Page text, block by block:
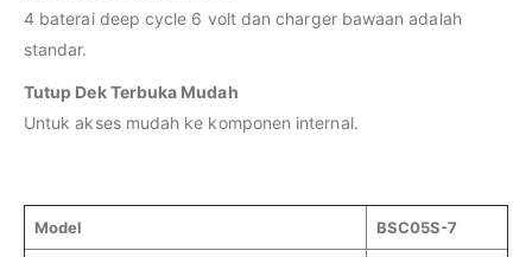
4 baterai deep cycle 6 volt dan charger bawaan adalah
standar.
Tutup Dek Terbuka Mudah
Untuk akses mudah ke komponen internal.
Model BSC05S-7